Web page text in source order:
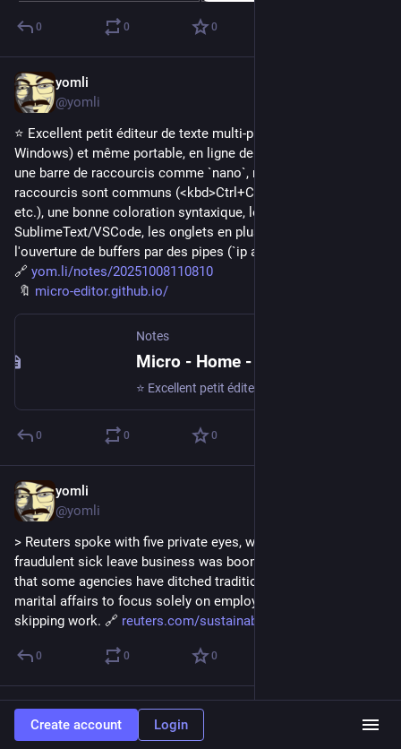
0 0 0
yomli
@yomli
⭐ Excellent petit éditeur de texte multi-plateforme (Linux, Mac,
Windows) et même portable, en ligne de commande. A aussi
une barre de raccourcis comme `nano`, mais ici les
raccourcis sont communs (<kbd>Ctrl+C</kbd> pour copier,
etc.), une bonne coloration syntaxique, les multi-curseurs à la
SublimeText/VSCode, les onglets en plus des buffers splittés,
l'ouverture de buffers par des pipes (`ip a | micro`) et j'en […]
🔗 yom.li/notes/20251008110810
🔖 micro-editor.github.io/
Notes
Micro - Home -
0 0 0
yomli
@yomli
> Reuters spoke with five private eyes, who all said their
fraudulent sick leave business was booming - so much so
that some agencies have ditched traditional gigs like extra-
marital affairs to focus solely on employees suspected of
skipping work. 🔗 reuters.com/sustainability/sus
0 0 0
yomli
@yomli
Create account Login